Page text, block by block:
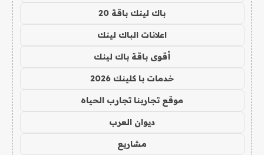
باك لينك باقة 20
اعلانات الباك لينك
أقوى باقة باك لينك
خدمات با كلينك 2026
موقع تجاربنا تجارب الحياه
ديوان العرب
مشاريع